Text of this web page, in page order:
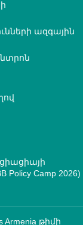
ազգային
Camp 2026)
Armenia թիմի